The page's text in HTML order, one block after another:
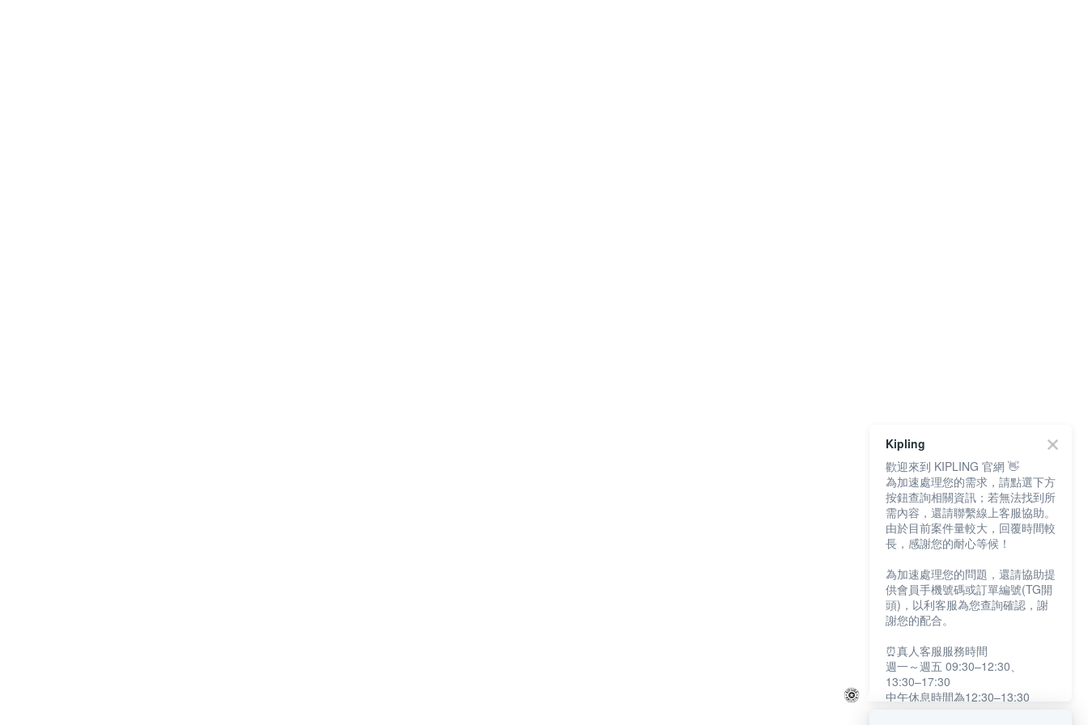
Kipling
歡迎來到 KIPLING 官網 👋
為加速處理您的需求，請點選下方
按鈕查詢相關資訊；若無法找到所
需內容，還請聯繫線上客服協助。
由於目前案件量較大，回覆時間較
長，感謝您的耐心等候！
為加速處理您的問題，還請協助提
供會員手機號碼或訂單編號(TG開
頭)，以利客服為您查詢確認，謝
謝您的配合。
⏰真人客服服務時間
週一～週五 09:30–12:30、
13:30–17:30
中午休息時間為12:30–13:30